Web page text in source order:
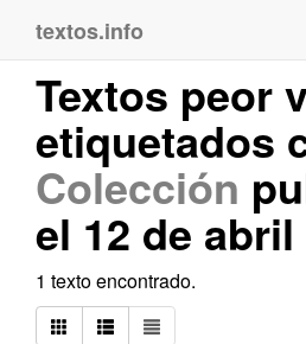
textos.info
Textos peor
etiquetados
Colección
el 12 de abril
1 texto encontrado.